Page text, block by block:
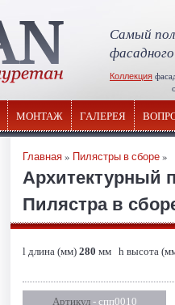
Самый
Коллекция
МОНТАЖ ГАЛЕРЕЯ
Главная» Пилястры в сборе»
Архитектурный
Пилястра в
l длина (мм) 280 мм h высота
Артикул- спп0010